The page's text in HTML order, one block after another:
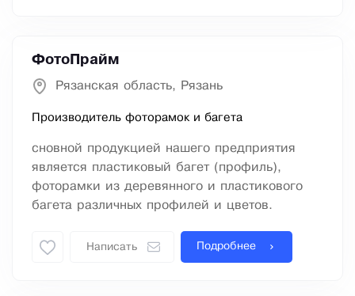
ФотоПрайм
Рязанская область, Рязань
Производитель фоторамок и багета
сновной продукцией нашего предприятия
является пластиковый багет (профиль),
фоторамки из деревянного и пластикового
багета различных профилей и цветов.
Написать Подробнее